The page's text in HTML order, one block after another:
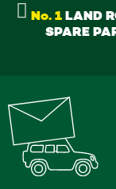
No. 1LAND
SPARE